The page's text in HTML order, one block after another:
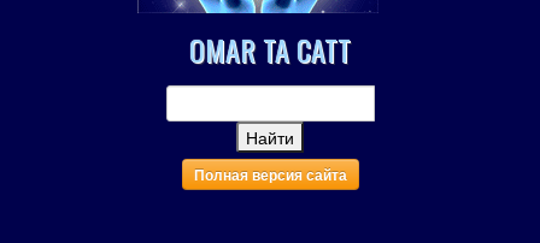
OMAR TA CATT
Полная версия сайта